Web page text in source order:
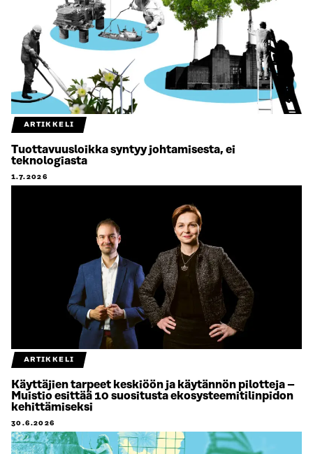
ARTIKKELI
Tuottavuusloikka syntyy johtamisesta, ei
teknologiasta
1.7.2026
ARTIKKELI
Käyttäjien tarpeet keskiöön ja käytännön pilotteja –
Muistio esittää 10 suositusta ekosysteemitilinpidon
kehittämiseksi
30.6.2026